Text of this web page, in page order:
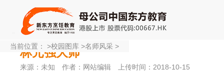
林元强大师
来源：未知 作者：网站编辑 上传时间：2018-10-15
当前位置： >校园图库 >名师风采 >